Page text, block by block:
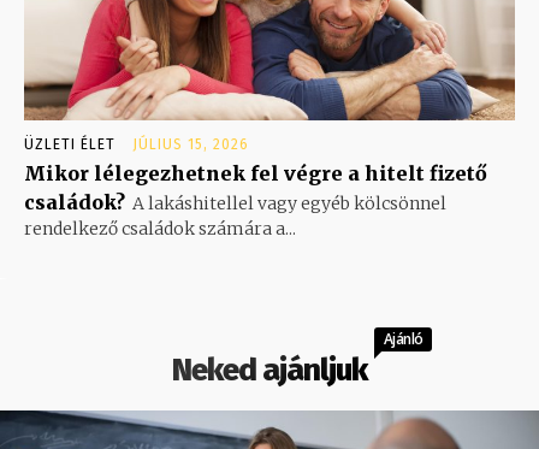
ÜZLETI ÉLET JÚLIUS 15, 2026
Mikor lélegezhetnek fel végre a hitelt fizető
családok? A lakáshitellel vagy egyéb kölcsönnel
rendelkező családok számára a...
Neked ajánljuk
Ajánló